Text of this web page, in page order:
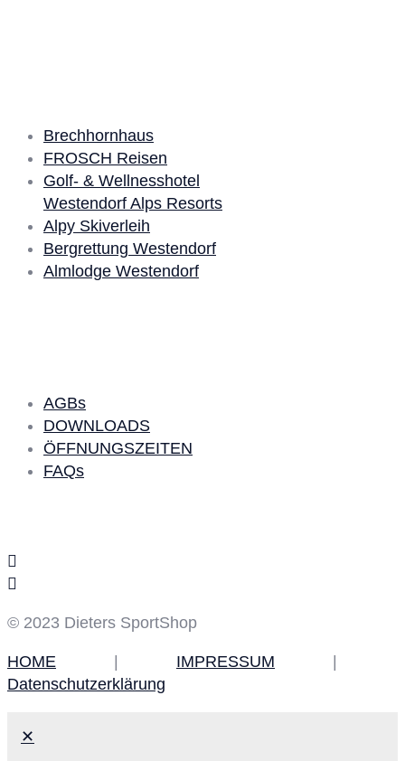
Brechhornhaus
FROSCH Reisen
Golf- & Wellnesshotel
Westendorf Alps Resorts
Alpy Skiverleih
Bergrettung Westendorf
Almlodge Westendorf
AGBs
DOWNLOADS
ÖFFNUNGSZEITEN
FAQs
© 2023 Dieters SportShop
HOME | IMPRESSUM |
Datenschutzerklärung
✕